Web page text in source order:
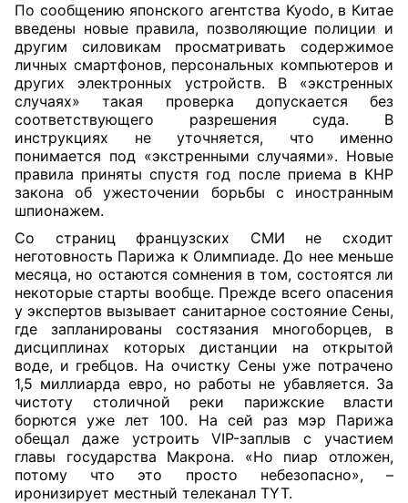
По сообщению японского агентства Kyodo, в Китае
введены новые правила, позволяющие полиции и
другим силовикам просматривать содержимое
личных смартфонов, персональных компьютеров и
других электронных устройств. В «экстренных
случаях» такая проверка допускается без
соответствующего разрешения суда. В
инструкциях не уточняется, что именно
понимается под «экстренными случаями». Новые
правила приняты спустя год после приема в КНР
закона об ужесточении борьбы с иностранным
шпионажем.
Со страниц французских СМИ не сходит
неготовность Парижа к Олимпиаде. До нее меньше
месяца, но остаются сомнения в том, состоятся ли
некоторые старты вообще. Прежде всего опасения
у экспертов вызывает санитарное состояние Сены,
где запланированы состязания многоборцев, в
дисциплинах которых дистанции на открытой
воде, и гребцов. На очистку Сены уже потрачено
1,5 миллиарда евро, но работы не убавляется. За
чистоту столичной реки парижские власти
борются уже лет 100. На сей раз мэр Парижа
обещал даже устроить VIP-заплыв с участием
главы государства Макрона. «Но пиар отложен,
потому что это просто небезопасно», –
иронизирует местный телеканал TYT.